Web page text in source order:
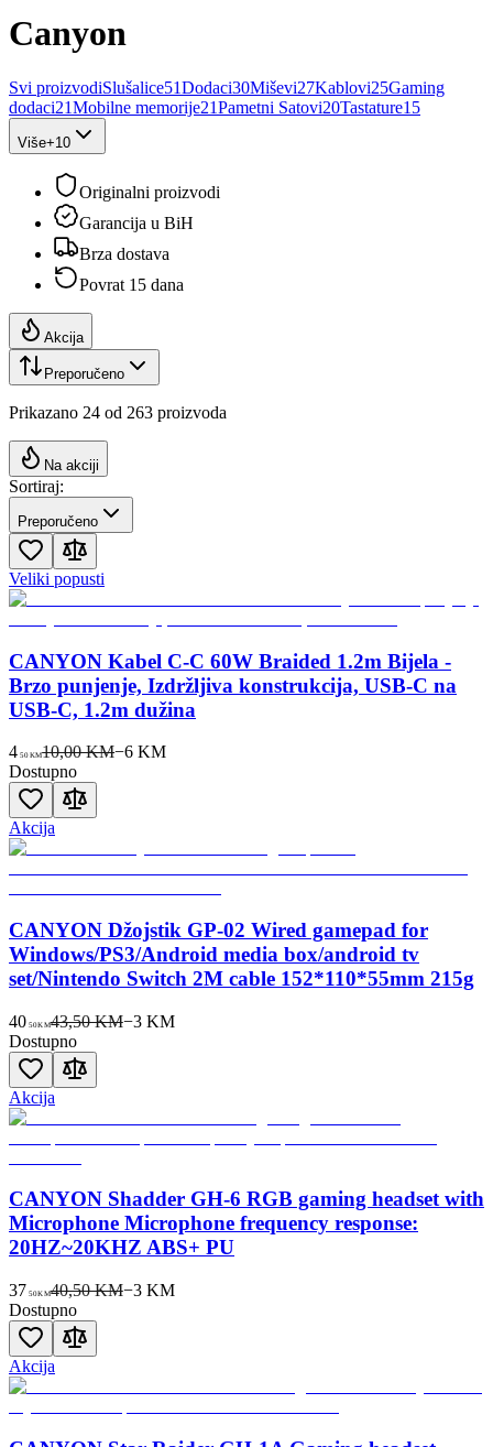
Canyon
Svi proizvodiSlušalice51Dodaci30Miševi27Kablovi25Gaming
dodaci21Mobilne memorije21Pametni Satovi20Tastature15
Više+10
Originalni proizvodi
Garancija u BiH
Brza dostava
Povrat 15 dana
Akcija
Preporučeno
Prikazano 24 od 263 proizvoda
Na akciji
Sortiraj:
Preporučeno
Veliki popusti
CANYON Kabel C-C 60W Braided 1.2m Bijela -
Brzo punjenje, Izdržljiva konstrukcija, USB-C na
USB-C, 1.2m dužina
4 50 KM10,00 KM−6 KM
Dostupno
Akcija
CANYON Džojstik GP-02 Wired gamepad for
Windows/PS3/Android media box/android tv
set/Nintendo Switch 2M cable 152*110*55mm 215g
40 50KM43,50 KM−3KM
Dostupno
Akcija
CANYON Shadder GH-6 RGB gaming headset with
Microphone Microphone frequency response:
20HZ~20KHZ ABS+ PU
37 50KM40,50 KM−3KM
Dostupno
Akcija